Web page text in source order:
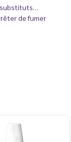
substituts…
de fumer